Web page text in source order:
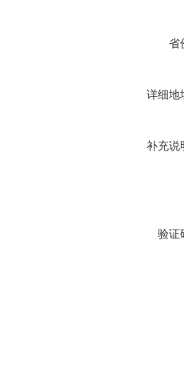
省
详细地
补充说
验证